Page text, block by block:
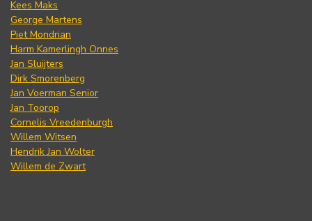
Kees Maks
George Martens
Piet Mondrian
Harm Kamerlingh Onnes
Jan Sluijters
Dirk Smorenberg
Jan Voerman Senior
Jan Toorop
Cornelis Vreedenburgh
Willem Witsen
Hendrik Jan Wolter
Willem de Zwart